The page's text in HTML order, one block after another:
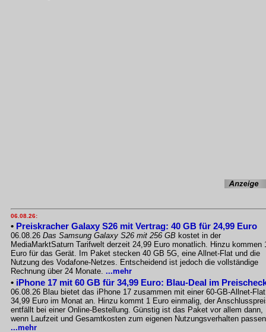
06.08.26:
• Preiskracher Galaxy S26 mit Vertrag: 40 GB für 24,99 Euro
06.08.26 Das Samsung Galaxy S26 mit 256 GB kostet in der
MediaMarktSaturn Tarifwelt derzeit 24,99 Euro monatlich. Hinzu kommen
Euro für das Gerät. Im Paket stecken 40 GB 5G, eine Allnet-Flat und die
Nutzung des Vodafone-Netzes. Entscheidend ist jedoch die vollständige
Rechnung über 24 Monate. ...mehr
• iPhone 17 mit 60 GB für 34,99 Euro: Blau-Deal im
06.08.26 Blau bietet das iPhone 17 zusammen mit einer 60-GB-Allnet-
34,99 Euro im Monat an. Hinzu kommt 1 Euro einmalig, der
entfällt bei einer Online-Bestellung. Günstig ist das Paket vor allem dann,
wenn Laufzeit und Gesamtkosten zum eigenen Nutzungsverhalten
...mehr